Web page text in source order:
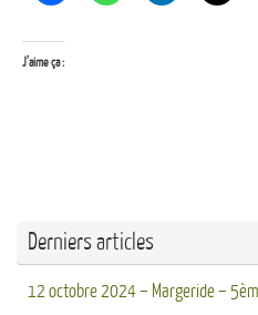
J’aime ça :
Derniers articles
12 octobre 2024 – Margeride –